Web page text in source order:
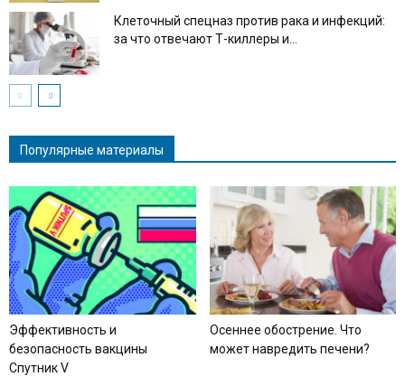
Клеточный спецназ против рака и инфекций:
за что отвечают Т-киллеры и...
Популярные материалы
Эффективность и
безопасность вакцины
Спутник V
Осеннее обострение. Что
может навредить печени?